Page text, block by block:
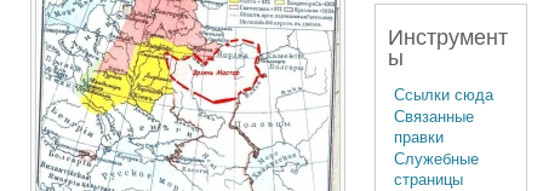
Инструмент
ы
Ссылки сюда
Связанные
правки
Служебные
страницы